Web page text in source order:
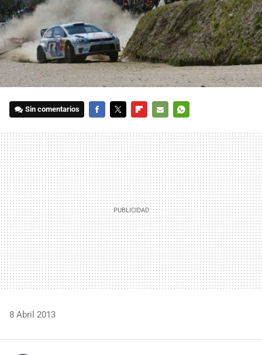
Sin comentarios
MAIL
8 Abril 2013